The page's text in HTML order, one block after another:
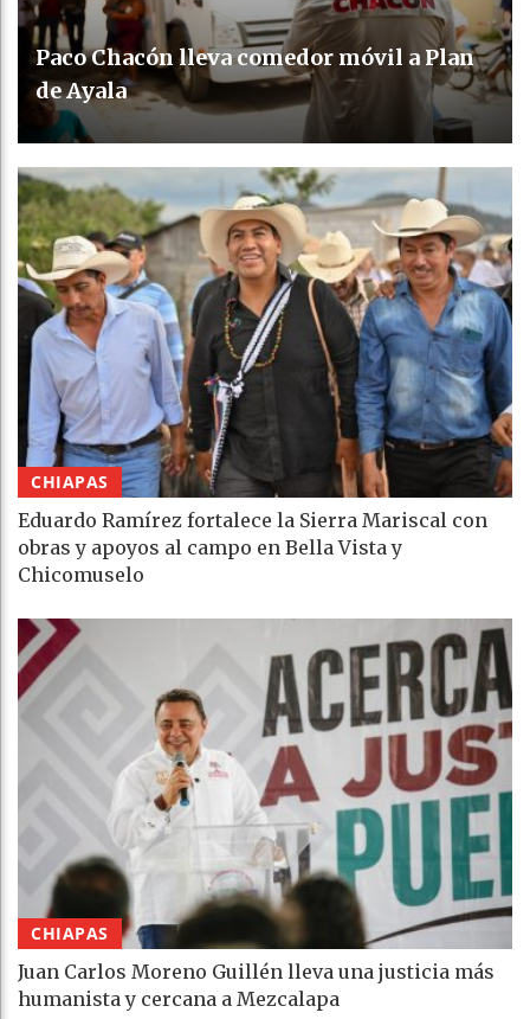
Paco Chacón lleva comedor móvil a Plan
de Ayala
CHIAPAS
Eduardo Ramírez fortalece la Sierra Mariscal con
obras y apoyos al campo en Bella Vista y
Chicomuselo
CHIAPAS
Juan Carlos Moreno Guillén lleva una justicia más
humanista y cercana a Mezcalapa